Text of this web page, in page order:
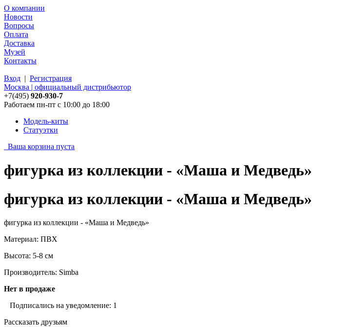
О компании
Новости
Вопросы
Оплата
Доставка
Музей
Контакты
Вход | Регистрация
Москва | официальный дистрибьютор
+7(495) 920-930-7
Работаем пн-пт с 10:00 до 18:00
Модель-киты
Статуэтки
Ваша корзина пуста
фигурка из коллекции - «Маша и Медведь»
фигурка из коллекции - «Маша и Медведь»
фигурка из коллекции - «Маша и Медведь»
Материал: ПВХ
Высота: 5-8 см
Производитель: Simba
Нет в продаже
Подписались на уведомление: 1
Рассказать друзьям